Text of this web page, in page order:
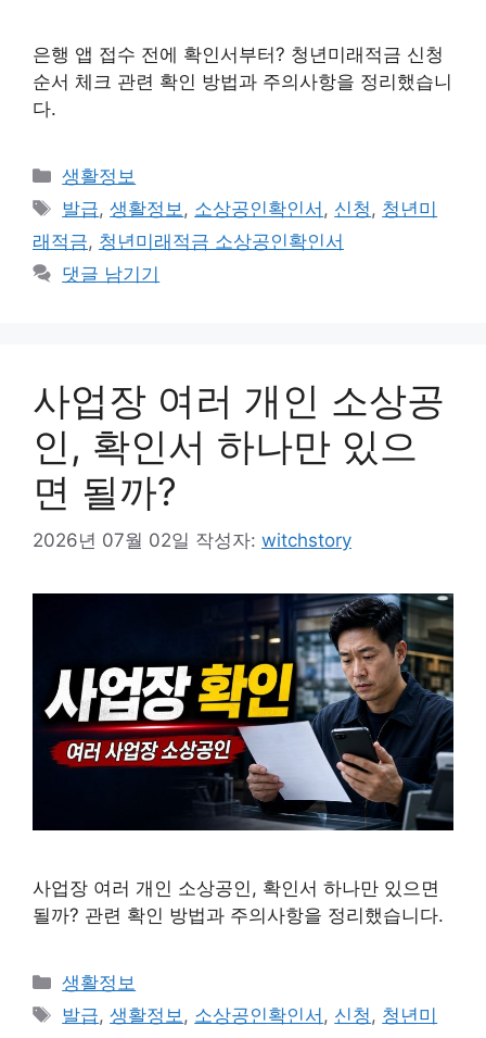
은행 앱 접수 전에 확인서부터? 청년미래적금 신청
순서 체크 관련 확인 방법과 주의사항을 정리했습니
다.
카
테
리
생활정보
태
그
발급,생활정보, 소상공인확인서 , 신청, 청년미
래적금, 청년미래적금 소상공인확인서
댓글 남기기
사업장 여러 개인 소상공
인, 확인서 하나만 있으
면 될까?
2026년 07월 02일 작성자: witchstory
사업장 여러 개인 소상공인, 확인서 하나만 있으면
될까? 관련 확인 방법과 주의사항을 정리했습니다.
카
테
생활정보
태
발급,생활정보 , 소상공인확인서 , 신청 , 청년미